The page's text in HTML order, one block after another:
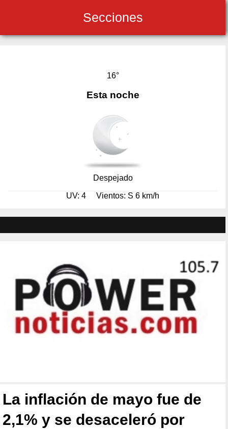
Secciones
16°
Esta noche
Despejado
UV: 4 Vientos: S 6 km/h
La inflación de mayo fue de
2,1% y se desaceleró por